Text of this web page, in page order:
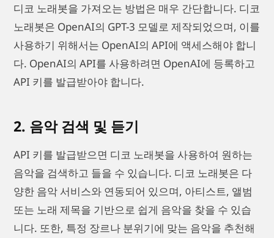
디코 노래봇을 가져오는 방법은 매우 간단합니다. 디코
노래봇은 OpenAI의 GPT-3 모델로 제작되었으며, 이를
사용하기 위해서는 OpenAI의 API에 액세스해야 합니
다. OpenAI의 API를 사용하려면 OpenAI에 등록하고
API 키를 발급받아야 합니다.
2. 음악 검색 및 듣기
API 키를 발급받으면 디코 노래봇을 사용하여 원하는
음악을 검색하고 들을 수 있습니다. 디코 노래봇은 다
양한 음악 서비스와 연동되어 있으며, 아티스트, 앨범
또는 노래 제목을 기반으로 쉽게 음악을 찾을 수 있습
니다. 또한, 특정 장르나 분위기에 맞는 음악을 추천해